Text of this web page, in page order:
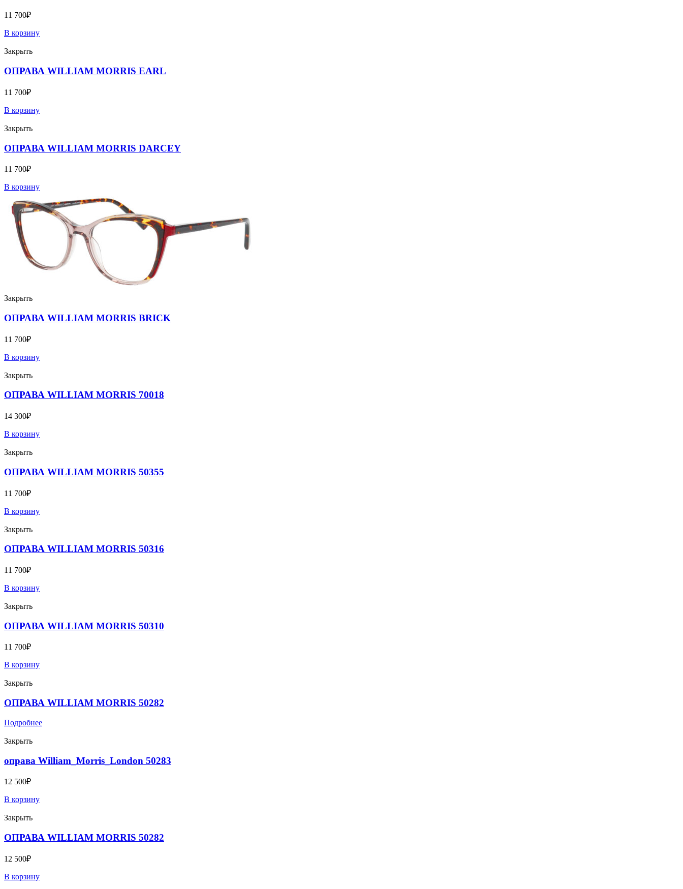
11 700₽
В корзину
Закрыть
ОПРАВА WILLIAM MORRIS EARL
11 700₽
В корзину
Закрыть
ОПРАВА WILLIAM MORRIS DARCEY
11 700₽
В корзину
Закрыть
ОПРАВА WILLIAM MORRIS BRICK
11 700₽
В корзину
Закрыть
ОПРАВА WILLIAM MORRIS 70018
14 300₽
В корзину
Закрыть
ОПРАВА WILLIAM MORRIS 50355
11 700₽
В корзину
Закрыть
ОПРАВА WILLIAM MORRIS 50316
11 700₽
В корзину
Закрыть
ОПРАВА WILLIAM MORRIS 50310
11 700₽
В корзину
Закрыть
ОПРАВА WILLIAM MORRIS 50282
Подробнее
Закрыть
оправа William_Morris_London 50283
12 500₽
В корзину
Закрыть
ОПРАВА WILLIAM MORRIS 50282
12 500₽
В корзину